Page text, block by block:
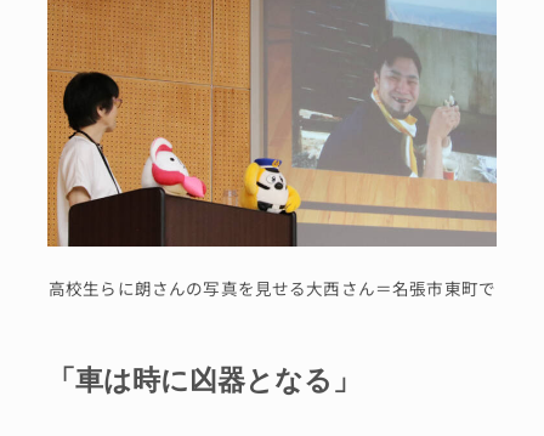
高校生らに朗さんの写真を見せる大西さん＝名張市東町で
「車は時に凶器となる」